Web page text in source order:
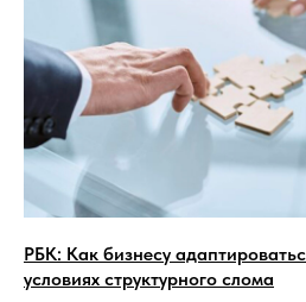
РБК: Как бизнесу
условиях структурного слома